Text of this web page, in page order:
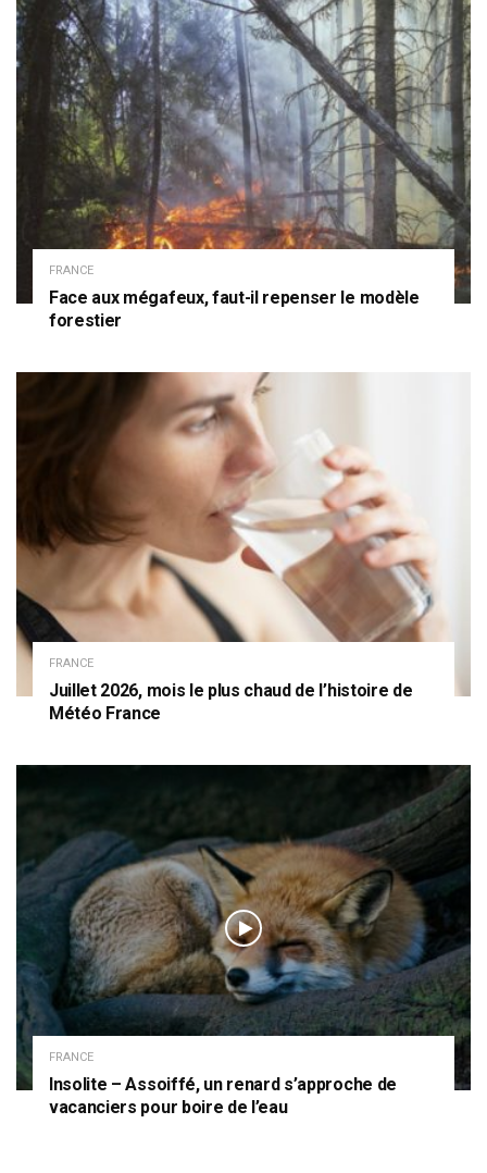
FRANCE
Face aux mégafeux, faut-il repenser le modèle
forestier
FRANCE
Juillet 2026, mois le plus chaud de l’histoire de
Météo France
FRANCE
Insolite – Assoiffé, un renard s’approche de
vacanciers pour boire de l’eau